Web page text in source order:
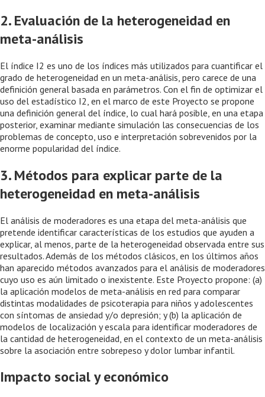
2. Evaluación de la heterogeneidad en
meta-análisis
El índice I2 es uno de los índices más utilizados para cuantificar el
grado de heterogeneidad en un meta-análisis, pero carece de una
definición general basada en parámetros. Con el fin de optimizar el
uso del estadístico I2, en el marco de este Proyecto se propone
una definición general del índice, lo cual hará posible, en una etapa
posterior, examinar mediante simulación las consecuencias de los
problemas de concepto, uso e interpretación sobrevenidos por la
enorme popularidad del índice.
3. Métodos para explicar parte de la
heterogeneidad en meta-análisis
El análisis de moderadores es una etapa del meta-análisis que
pretende identificar características de los estudios que ayuden a
explicar, al menos, parte de la heterogeneidad observada entre sus
resultados. Además de los métodos clásicos, en los últimos años
han aparecido métodos avanzados para el análisis de moderadores
cuyo uso es aún limitado o inexistente. Este Proyecto propone: (a)
la aplicación modelos de meta-análisis en red para comparar
distintas modalidades de psicoterapia para niños y adolescentes
con síntomas de ansiedad y/o depresión; y (b) la aplicación de
modelos de localización y escala para identificar moderadores de
la cantidad de heterogeneidad, en el contexto de un meta-análisis
sobre la asociación entre sobrepeso y dolor lumbar infantil.
Impacto social y económico